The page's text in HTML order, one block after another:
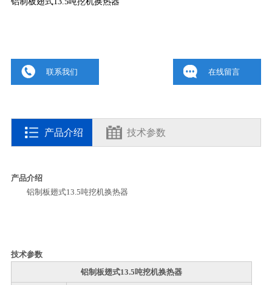
联系我们 在线留言
产品介绍 技术参数
产品介绍
铝制板翅式13.5吨挖机换热器
技术参数
铝制板翅式13.5吨挖机换热器